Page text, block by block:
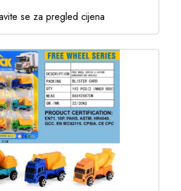
se za pregled cijena